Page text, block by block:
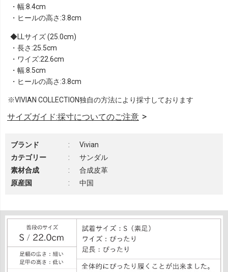
・幅:8.4cm
・ヒールの高さ:3.8cm
LLサイズ (25.0cm)
・長さ:25.5cm
・ワイズ:22.6cm
・幅:8.5cm
・ヒールの高さ:3.8cm
※VIVIAN COLLECTION独自の方法により採寸しております
サイズガイド:採寸についてのご注意
ブランド :
Vivian
カテゴリー
:
サンダル
素材合成
:
合成皮革
原産国
: 中国